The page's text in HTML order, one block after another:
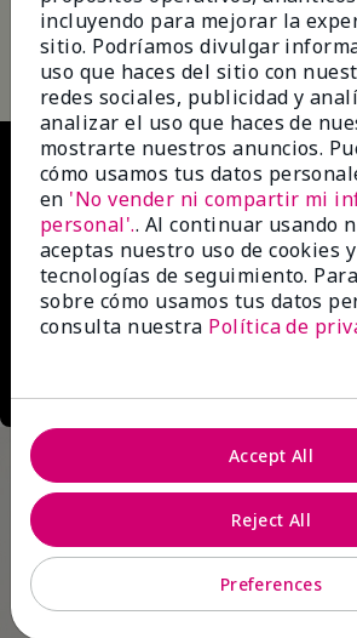
incluyendo para mejorar la
sitio. Podríamos divulgar
uso que haces del sitio con
redes sociales, publicidad y
analizar el uso que haces de
mostrarte nuestros anuncios.
cómo usamos tus datos
en 'No vender ni compartir mi
personal'.. Al continuar usando
aceptas nuestro uso de cookies
tecnologías de seguimiento.
sobre cómo usamos tus datos
consulta nuestra Política de
Preferences
Reject All
Accept All